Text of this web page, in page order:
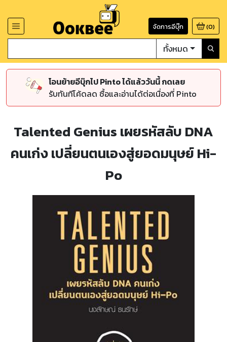
จัดการอีบุ๊ก (0)
ทั้งหมด
โอนย้ายอีบุ๊กไป Pinto ได้แล้ววันนี้ กดเลย
รับทันทีโค้ดลด ซื้อและอ่านได้ต่อเนื่องที่ Pinto
Talented Genius เผยรหัสลับ DNA
คนเก่ง เปลี่ยนตนเองสู่ยอดมนุษย์ Hi-
Po